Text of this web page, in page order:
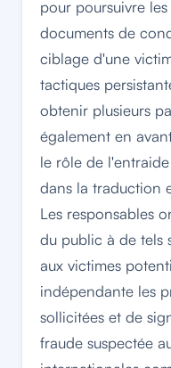
pour poursuivre
documents de
ciblage d'une
tactiques
obtenir plusieurs
également en
le rôle de
dans la traduction
Les responsables
du public à de tels
aux victimes
indépendante les
sollicitées et de
fraude suspectée